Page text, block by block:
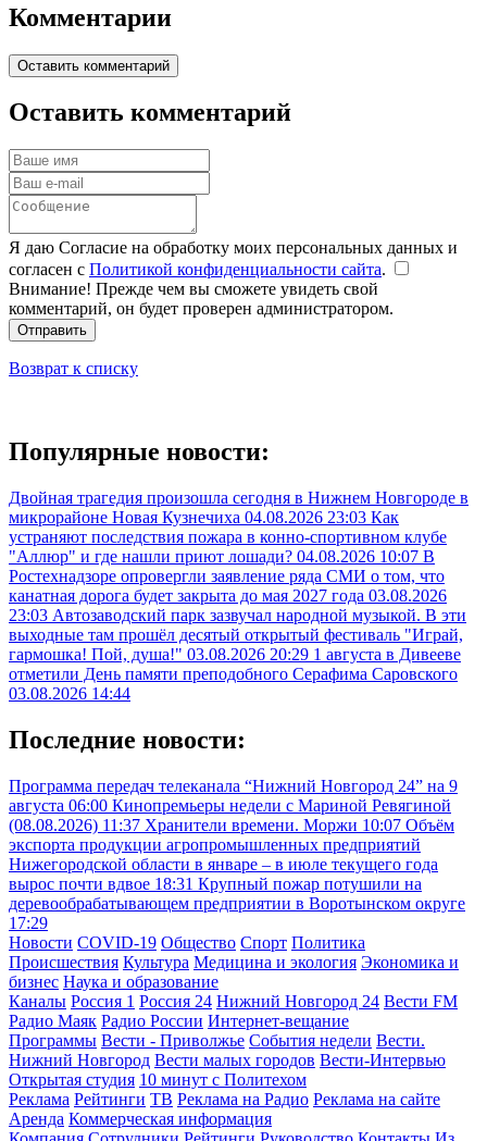
Комментарии
Оставить комментарий
Оставить комментарий
Я даю Согласие на обработку моих персональных данных и
согласен с Политикой конфиденциальности сайта.
Внимание! Прежде чем вы сможете увидеть свой
комментарий, он будет проверен администратором.
Отправить
Возврат к списку
Популярные новости:
Двойная трагедия произошла сегодня в Нижнем Новгороде в
микрорайоне Новая Кузнечиха 04.08.2026 23:03 Как
устраняют последствия пожара в конно-спортивном клубе
"Аллюр" и где нашли приют лошади? 04.08.2026 10:07 В
Ростехнадзоре опровергли заявление ряда СМИ о том, что
канатная дорога будет закрыта до мая 2027 года 03.08.2026
23:03 Автозаводский парк зазвучал народной музыкой. В эти
выходные там прошёл десятый открытый фестиваль "Играй,
гармошка! Пой, душа!" 03.08.2026 20:29 1 августа в Дивееве
отметили День памяти преподобного Серафима Саровского
03.08.2026 14:44
Последние новости:
Программа передач телеканала “Нижний Новгород 24” на 9
августа 06:00 Кинопремьеры недели с Мариной Ревягиной
(08.08.2026) 11:37 Хранители времени. Моржи 10:07 Объём
экспорта продукции агропромышленных предприятий
Нижегородской области в январе – в июле текущего года
вырос почти вдвое 18:31 Крупный пожар потушили на
деревообрабатывающем предприятии в Воротынском округе
17:29
Новости COVID-19 Общество Спорт Политика
Происшествия Культура Медицина и экология Экономика и
бизнес Наука и образование
Каналы Россия 1 Россия 24 Нижний Новгород 24 Вести FM
Радио Маяк Радио России Интернет-вещание
Программы Вести - Приволжье События недели Вести.
Нижний Новгород Вести малых городов Вести-Интервью
Открытая студия 10 минут с Политехом
Реклама Рейтинги ТВ Реклама на Радио Реклама на сайте
Аренда Коммерческая информация